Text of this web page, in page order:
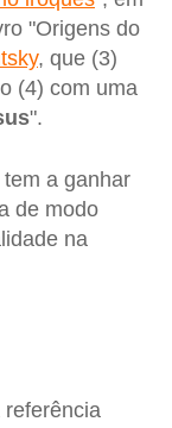
"Origens do
, que (3)
(4) com uma
".
a ganhar
de modo
na
referência